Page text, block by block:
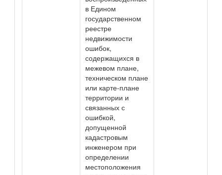
в Едином
государственном
реестре
недвижимости
ошибок,
содержащихся в
межевом плане,
техническом плане
или карте-плане
территории и
связанных с
ошибкой,
допущенной
кадастровым
инженером при
определении
местоположения